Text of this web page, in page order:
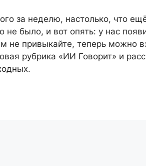
за неделю, настолько, что
не было, и вот опять: у нас
не привыкайте, теперь можно
рубрика «ИИ Говорит» и